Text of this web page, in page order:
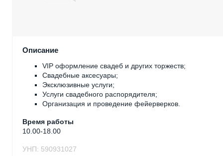
Описание
VIP оформление свадеб и других торжеств;
Свадебные аксесуары;
Эксклюзивные услуги;
Услуги свадебного распорядителя;
Организация и проведение фейерверков.
Время работы
10.00-18.00
УНП: 590931027